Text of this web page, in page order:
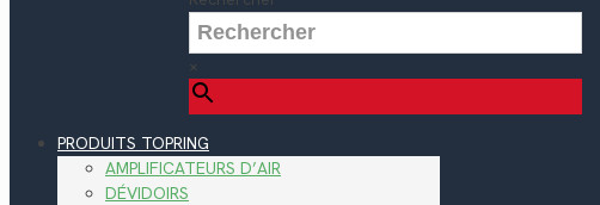
×
PRODUITS TOPRING
AMPLIFICATEURS D’AIR
DÉVIDOIRS